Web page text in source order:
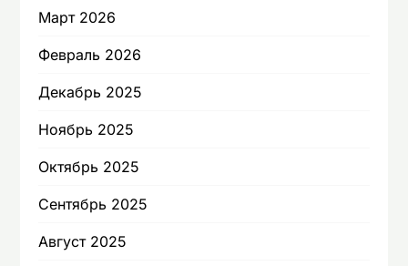
Март 2026
Февраль 2026
Декабрь 2025
Ноябрь 2025
Октябрь 2025
Сентябрь 2025
Август 2025